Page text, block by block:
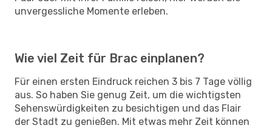
unvergessliche Momente erleben.
Wie viel Zeit für Brac einplanen?
Für einen ersten Eindruck reichen 3 bis 7 Tage völlig
aus. So haben Sie genug Zeit, um die wichtigsten
Sehenswürdigkeiten zu besichtigen und das Flair
der Stadt zu genießen. Mit etwas mehr Zeit können